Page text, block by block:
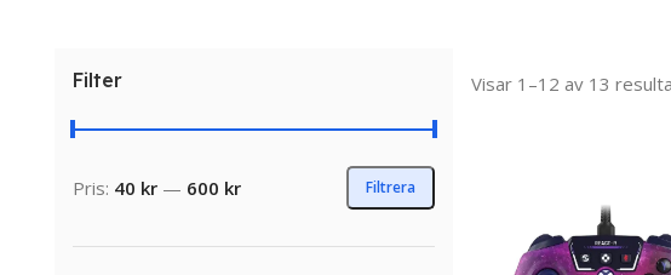
Filter
Filtrera
Pris: 40 kr — 600 kr
Visar 1–12 av 13